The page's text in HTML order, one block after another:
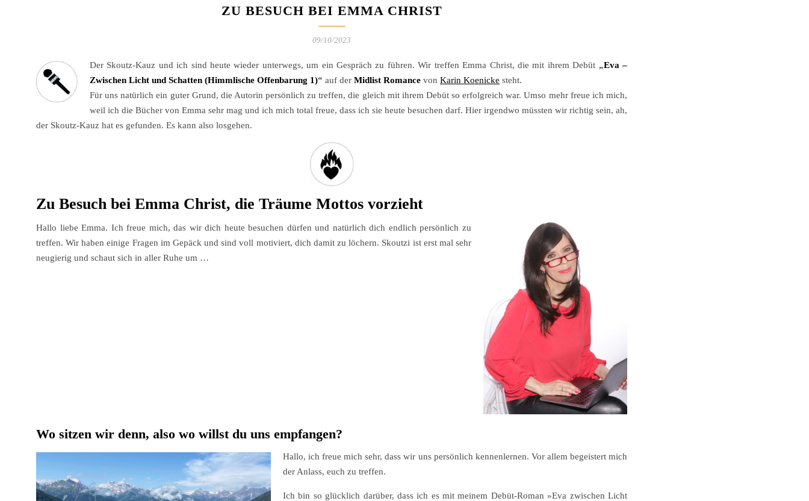
ZU BESUCH BEI EMMA CHRIST
09/10/2023
Der Skoutz-Kauz und ich sind heute wieder unterwegs, um ein Gespräch zu führen. Wir treffen Emma Christ, die mit ihrem Debüt „Eva –
Zwischen Licht und Schatten (Himmlische Offenbarung 1)“ auf der Midlist Romance von Karin Koenicke steht.
Für uns natürlich ein guter Grund, die Autorin persönlich zu treffen, die gleich mit ihrem Debüt so erfolgreich war. Umso mehr freue ich mich,
weil ich die Bücher von Emma sehr mag und ich mich total freue, dass ich sie heute besuchen darf. Hier irgendwo müssten wir richtig sein, ah,
der Skoutz-Kauz hat es gefunden. Es kann also losgehen.
Zu Besuch bei Emma Christ, die Träume Mottos vorzieht
Hallo liebe Emma. Ich freue mich, das wir dich heute besuchen dürfen und natürlich dich endlich persönlich zu
treffen. Wir haben einige Fragen im Gepäck und sind voll motiviert, dich damit zu löchern. Skoutzi ist erst mal sehr
neugierig und schaut sich in aller Ruhe um …
Wo sitzen wir denn, also wo willst du uns empfangen?
Hallo, ich freue mich sehr, dass wir uns persönlich kennenlernen. Vor allem begeistert mich
der Anlass, euch zu treffen.
Ich bin so glücklich darüber, dass ich es mit meinem Debüt-Roman »Eva zwischen Licht